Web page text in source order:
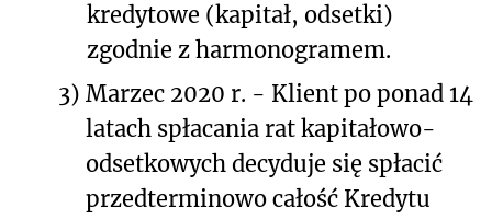
kredytowe (kapitał, odsetki)
zgodnie z harmonogramem.
3) Marzec 2020 r. - Klient po ponad 14
latach spłacania rat kapitałowo-
odsetkowych decyduje się spłacić
przedterminowo całość Kredytu